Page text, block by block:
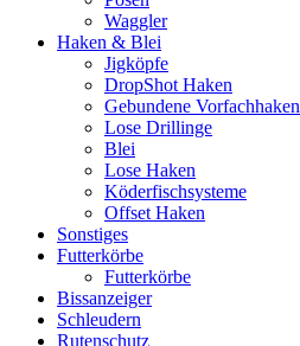
Waggler
Haken & Blei
Jigköpfe
DropShot Haken
Gebundene Vorfachhaken
Lose Drillinge
Blei
Lose Haken
Köderfischsysteme
Offset Haken
Sonstiges
Futterkörbe
Futterkörbe
Bissanzeiger
Schleudern
Rutenschutz